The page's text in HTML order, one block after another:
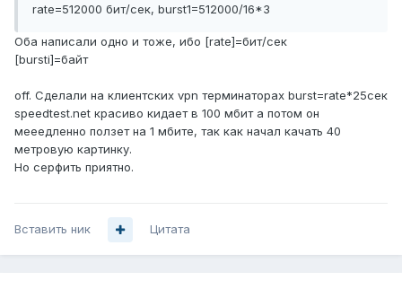
rate=512000 бит/сек, burst1=512000/16*3
Оба написали одно и тоже, ибо [rate]=бит/сек
[bursti]=байт
off. Сделали на клиентских vpn терминаторах burst=rate*25сек
speedtest.net красиво кидает в 100 мбит а потом он
мееедленно ползет на 1 мбите, так как начал качать 40
метровую картинку.
Но серфить приятно.
Вставить ник Цитата